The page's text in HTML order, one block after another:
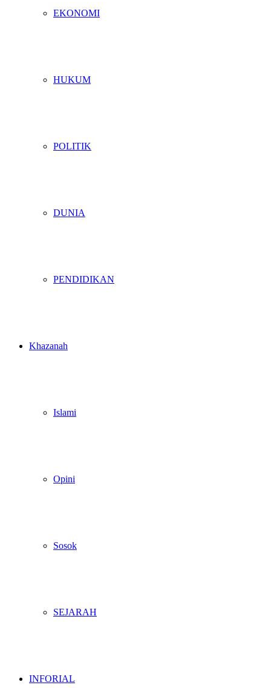
EKONOMI
HUKUM
POLITIK
DUNIA
PENDIDIKAN
Khazanah
Islami
Opini
Sosok
SEJARAH
INFORIAL